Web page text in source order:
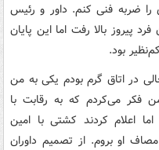
ضربه فنی کنم. داور و رئیس
پیروز بالا رفت اما این پایان
بود.
در اتاق گرم بودم یکی به من
فکر می‌کردم که به رقابت با
اعلام کردند کشتی با امین
او بروم. از تصمیم داوران